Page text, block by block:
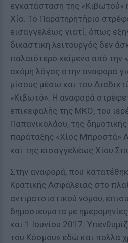
εγκατάσταση της «Κιβωτού»
Χίο. Το Παρατηρητήριο
εισαγγελέως γιατί, όπως
δικαστική λειτουργός δεν
παλαιότερο κείμενο από την
ακόμη λόγος στην αναφορά
μίσους μέσω και του
«Κιβωτό». Η αναφορά
επικεφαλής της ΜΚΟ, του
Παπανικολάου, της
παράταξης «Χίος Μπροστά»
και της εισαγγελέως Χίου
Στην αναφορά, που
Κρατικής Ασφάλειας στο
αντιρατσιστικού νόμου,
δημοσιεύματα με
και 1 Ιουνίου 2017.
του Κόσμου» εδώ και πολλά